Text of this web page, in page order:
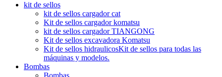
kit de sellos
kit de sellos cargador cat
Kit de sellos cargador komatsu
kit de sellos cargador TIANGONG
Kit de sellos excavadora Komatsu
Kit de sellos hidraulicosKit de sellos para todas las
máquinas y modelos.
Bombas
Bombas